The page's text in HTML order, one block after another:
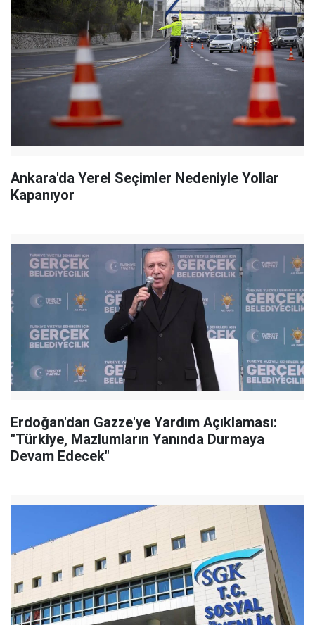
Ankara'da Yerel Seçimler Nedeniyle Yollar
Kapanıyor
Erdoğan'dan Gazze'ye Yardım Açıklaması:
"Türkiye, Mazlumların Yanında Durmaya
Devam Edecek"